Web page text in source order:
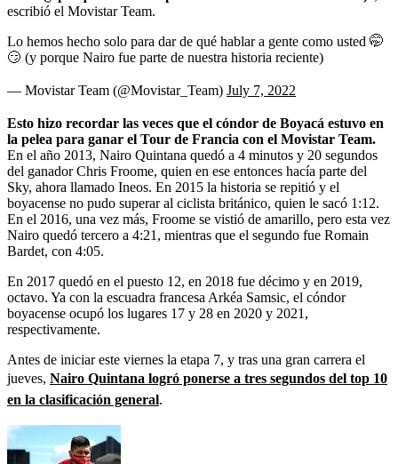
escribió el Movistar Team.
Lo hemos hecho solo para dar de qué hablar a gente como usted 🤭
😏 (y porque Nairo fue parte de nuestra historia reciente)
— Movistar Team (@Movistar_Team) July 7, 2022
Esto hizo recordar las veces que el cóndor de Boyacá estuvo en
la pelea para ganar el Tour de Francia con el Movistar Team.
En el año 2013, Nairo Quintana quedó a 4 minutos y 20 segundos
del ganador Chris Froome, quien en ese entonces hacía parte del
Sky, ahora llamado Ineos. En 2015 la historia se repitió y el
boyacense no pudo superar al ciclista británico, quien le sacó 1:12.
En el 2016, una vez más, Froome se vistió de amarillo, pero esta vez
Nairo quedó tercero a 4:21, mientras que el segundo fue Romain
Bardet, con 4:05.
En 2017 quedó en el puesto 12, en 2018 fue décimo y en 2019,
octavo. Ya con la escuadra francesa Arkéa Samsic, el cóndor
boyacense ocupó los lugares 17 y 28 en 2020 y 2021,
respectivamente.
Antes de iniciar este viernes la etapa 7, y tras una gran carrera el
jueves, Nairo Quintana logró ponerse a tres segundos del top 10
en la clasificación general.